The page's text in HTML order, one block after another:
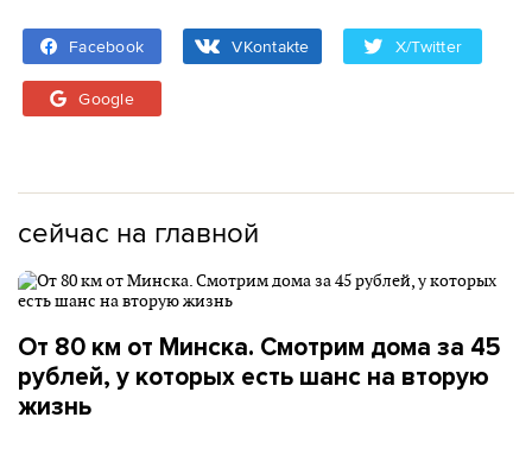
Facebook VKontakte X/Twitter
Google
сейчас на главной
От 80 км от Минска. Смотрим дома за 45
рублей, у которых есть шанс на вторую
жизнь